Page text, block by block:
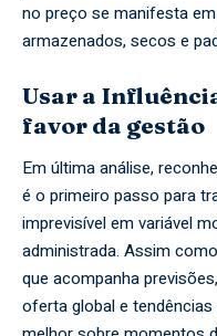
no preço se manifesta
armazenados, secos e
Usar a
favor da gestão
Em última análise,
é o primeiro passo para
imprevisível em variável
administrada. Assim
que acompanha
oferta global e